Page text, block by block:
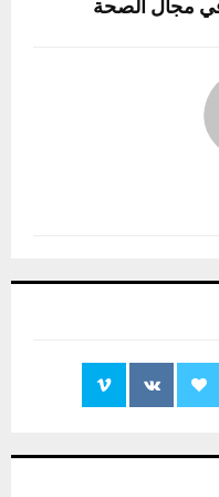
في مجال الصحة